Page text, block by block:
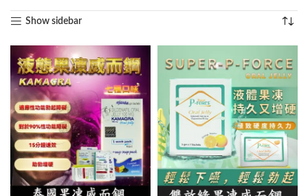
Show sidebar